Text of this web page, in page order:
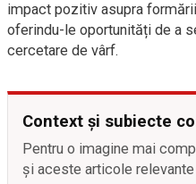
impact pozitiv asupra
oferindu-le oportunități de a
cercetare de vârf.
Context și subiecte
Pentru o imagine mai
și aceste articole